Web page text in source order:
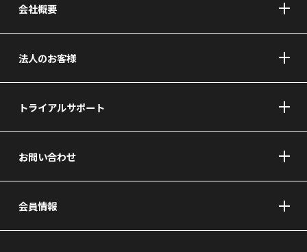
会社概要
法人のお客様
トライアルサポート
お問い合わせ
会員情報